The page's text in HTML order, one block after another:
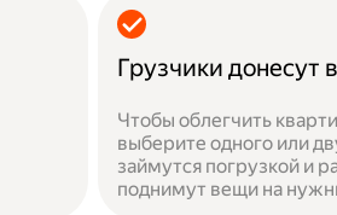
Грузчики донесут
Чтобы облегчить
выберите одного или
займутся погрузкой и
поднимут вещи на